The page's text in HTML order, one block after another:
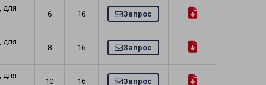
для
6 16 Запрос
для
8 16 Запрос
для
10 16 Запрос